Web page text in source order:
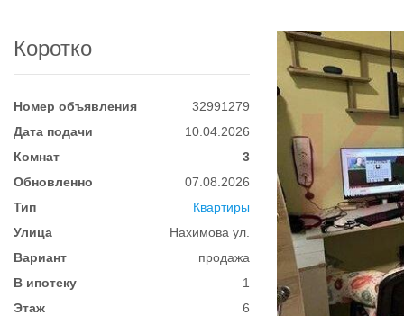
Коротко
Номер объявления
32991279
Дата подачи
10.04.2026
Комнат
3
Обновленно
07.08.2026
Тип
Квартиры
Улица
Нахимова ул.
Вариант
продажа
В ипотеку
1
Этаж
6